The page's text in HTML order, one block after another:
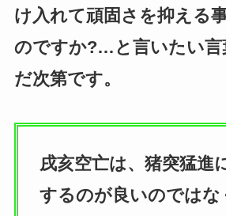
け入れて頑固さを抑える
のですか?…と言いたい言
だ次第です。
戌亥空亡は、猪突猛進
するのが良いのではな